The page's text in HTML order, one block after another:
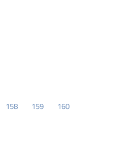
158 159
160